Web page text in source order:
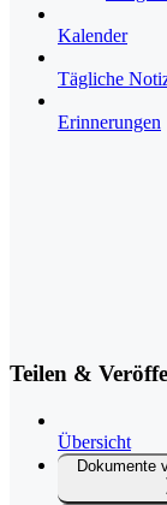
Kalender
Tägliche
Erinnerungen
Teilen &
Übersicht
Dokumente